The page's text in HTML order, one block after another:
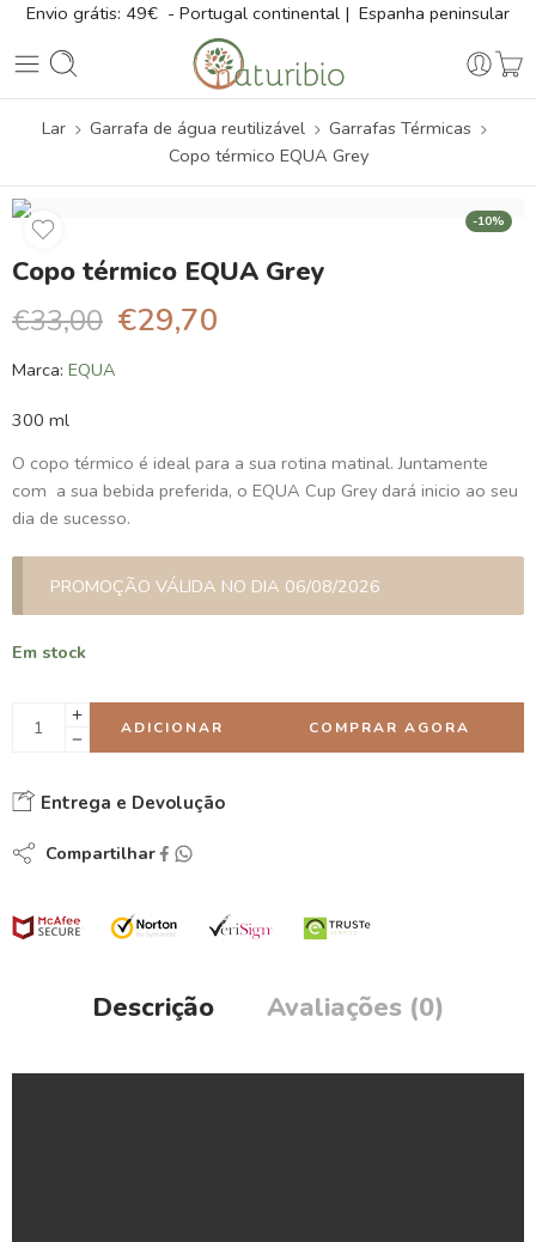
Envio grátis: 49€ - Portugal continental | Espanha peninsular
Lar Garrafa de água reutilizável
Garrafas Térmicas
Copo térmico EQUA Grey
-10%
Copo térmico EQUA Grey
€33,00 €29,70
Marca: EQUA
300 ml
O copo térmico é ideal para a sua rotina matinal. Juntamente
com a sua bebida preferida, o EQUA Cup Grey dará inicio ao seu
dia de sucesso.
PROMOÇÃO VÁLIDA NO DIA 06/08/2026
Em stock
ADICIONAR COMPRAR AGORA
Entrega e Devolução
Compartilhar
Descrição Avaliações (0)